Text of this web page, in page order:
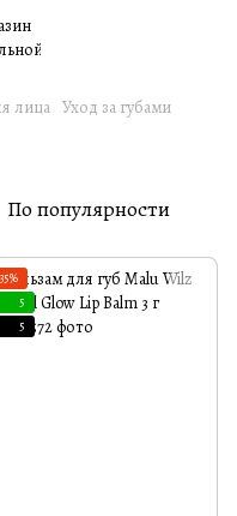
лица Уход за губами
По популярности
5
5